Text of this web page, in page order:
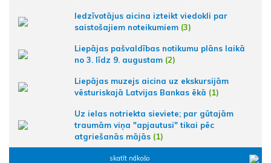
Iedzīvotājus aicina izteikt viedokli par
saistošajiem noteikumiem (3)
Liepājas pašvaldības notikumu plāns laikā
no 3. līdz 9. augustam (2)
Liepājas muzejs aicina uz ekskursijām
vēsturiskajā Latvijas Bankas ēkā (1)
Uz ielas notriekta sieviete; par gūtajām
traumām viņa "apjautusi" tikai pēc
atgriešanās mājās (1)
skatīt nākošo